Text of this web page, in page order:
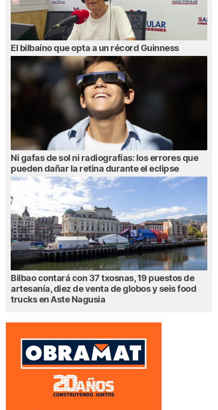
El bilbaíno que opta a un récord Guinness
Ni gafas de sol ni radiografías: los errores que
pueden dañar la retina durante el eclipse
Bilbao contará con 37 txosnas, 19 puestos de
artesanía, diez de venta de globos y seis food
trucks en Aste Nagusia